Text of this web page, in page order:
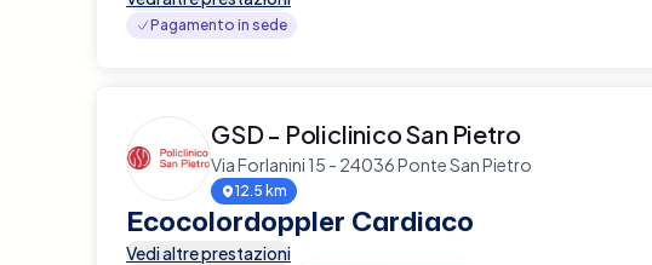
Pagamento in sede
GSD - Policlinico San Pietro
Via Forlanini 15 - 24036 Ponte San Pietro
12.5 km
Ecocolordoppler Cardiaco
Vedi altre prestazioni